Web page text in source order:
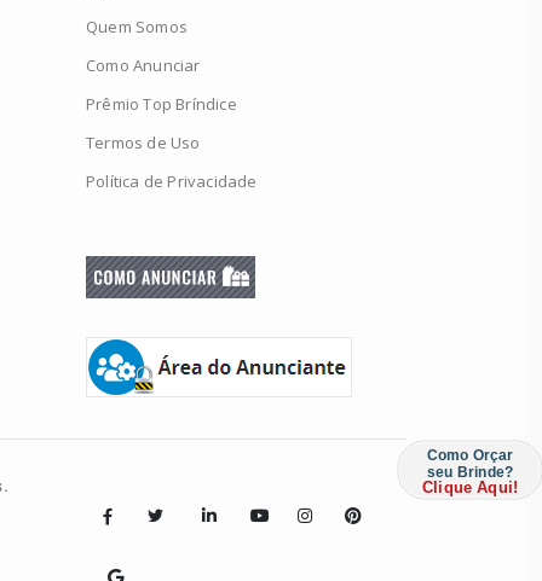
Quem Somos
Como Anunciar
Prêmio Top Bríndice
Termos de Uso
Política de Privacidade
Como Orçar
seu Brinde?
Clique Aqui!